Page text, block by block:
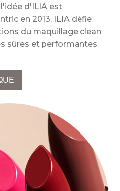
d'ILIA est
en 2013, ILIA défie
du maquillage clean
sûres et performantes